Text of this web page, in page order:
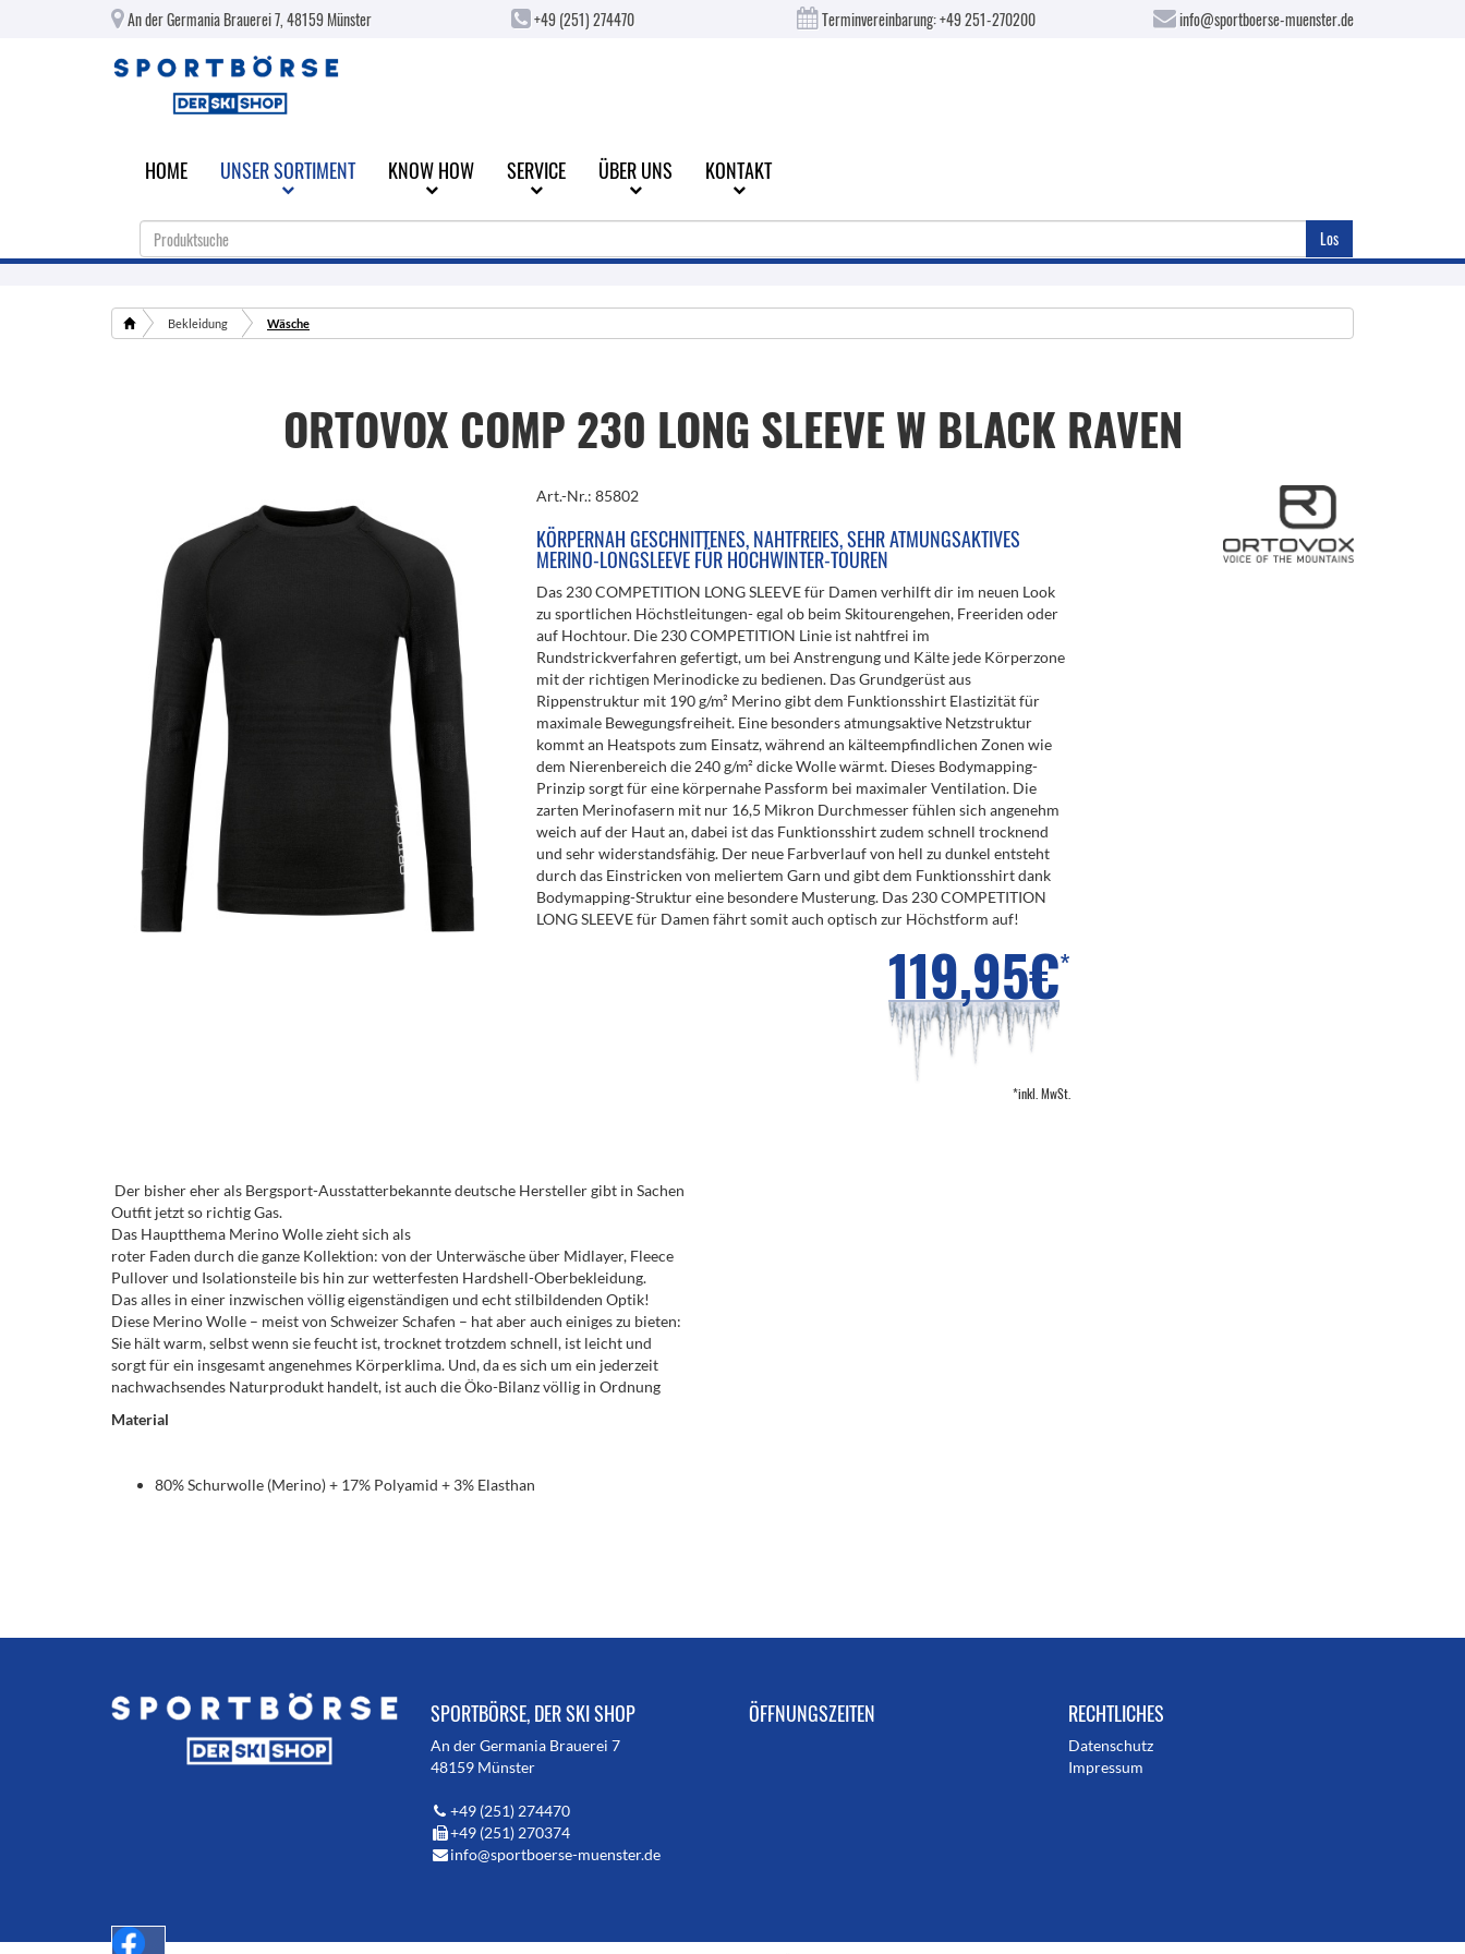
An der Germania Brauerei 7, 48159 Münster +49 (251) 274470 Terminvereinbarung:+49 251-270200 info@sportboerse-muenster.de
HOME UNSER SORTIMENT KNOW HOW SERVICE ÜBER UNS KONTAKT
Los
Bekleidung Wäsche
ORTOVOX COMP 230 LONG SLEEVE W BLACK RAVEN
Art.-Nr.: 85802
KÖRPERNAH GESCHNITTENES, NAHTFREIES, SEHR ATMUNGSAKTIVES
MERINO-LONGSLEEVE FÜR HOCHWINTER-TOUREN
Das 230 COMPETITION LONG SLEEVE für Damen verhilft dir im neuen Look
zu sportlichen Höchstleitungen- egal ob beim Skitourengehen, Freeriden oder
auf Hochtour. Die 230 COMPETITION Linie ist nahtfrei im
Rundstrickverfahren gefertigt, um bei Anstrengung und Kälte jede Körperzone
mit der richtigen Merinodicke zu bedienen. Das Grundgerüst aus
Rippenstruktur mit 190 g/m² Merino gibt dem Funktionsshirt Elastizität für
maximale Bewegungsfreiheit. Eine besonders atmungsaktive Netzstruktur
kommt an Heatspots zum Einsatz, während an kälteempfindlichen Zonen wie
dem Nierenbereich die 240 g/m² dicke Wolle wärmt. Dieses Bodymapping-
Prinzip sorgt für eine körpernahe Passform bei maximaler Ventilation. Die
zarten Merinofasern mit nur 16,5 Mikron Durchmesser fühlen sich angenehm
weich auf der Haut an, dabei ist das Funktionsshirt zudem schnell trocknend
und sehr widerstandsfähig. Der neue Farbverlauf von hell zu dunkel entsteht
durch das Einstricken von meliertem Garn und gibt dem Funktionsshirt dank
Bodymapping-Struktur eine besondere Musterung. Das 230 COMPETITION
LONG SLEEVE für Damen fährt somit auch optisch zur Höchstform auf!
119,95€*
*inkl. MwSt.
Der bisher eher als Bergsport-Ausstatterbekannte deutsche Hersteller gibt in Sachen
Outfit jetzt so richtig Gas.
Das Hauptthema Merino Wolle zieht sich als
roter Faden durch die ganze Kollektion: von der Unterwäsche über Midlayer, Fleece
Pullover und Isolationsteile bis hin zur wetterfesten Hardshell-Oberbekleidung.
Das alles in einer inzwischen völlig eigenständigen und echt stilbildenden Optik!
Diese Merino Wolle – meist von Schweizer Schafen – hat aber auch einiges zu bieten:
Sie hält warm, selbst wenn sie feucht ist, trocknet trotzdem schnell, ist leicht und
sorgt für ein insgesamt angenehmes Körperklima. Und, da es sich um ein jederzeit
nachwachsendes Naturprodukt handelt, ist auch die Öko-Bilanz völlig in Ordnung
Material
80% Schurwolle (Merino) + 17% Polyamid + 3% Elasthan
SPORTBÖRSE, DER SKI SHOP
An der Germania Brauerei 7
48159 Münster
+49 (251) 274470
+49 (251) 270374
info@sportboerse-muenster.de
ÖFFNUNGSZEITEN RECHTLICHES
Datenschutz
Impressum